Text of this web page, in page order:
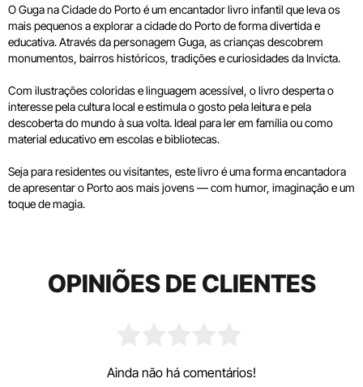
O Guga na Cidade do Porto é um encantador livro infantil que leva os
mais pequenos a explorar a cidade do Porto de forma divertida e
educativa. Através da personagem Guga, as crianças descobrem
monumentos, bairros históricos, tradições e curiosidades da Invicta.
Com ilustrações coloridas e linguagem acessível, o livro desperta o
interesse pela cultura local e estimula o gosto pela leitura e pela
descoberta do mundo à sua volta. Ideal para ler em família ou como
material educativo em escolas e bibliotecas.
Seja para residentes ou visitantes, este livro é uma forma encantadora
de apresentar o Porto aos mais jovens — com humor, imaginação e um
toque de magia.
OPINIÕES DE CLIENTES
Ainda não há comentários!